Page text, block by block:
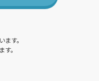
す。
。